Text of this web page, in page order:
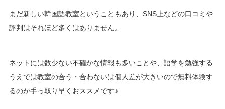
まだ新しい韓国語教室ということもあり、SNS上などの口コミや
評判はそれほど多くはありません。
ネットには数少ない不確かな情報も多いことや、語学を勉強する
うえでは教室の合う・合わないは個人差が大きいので無料体験す
るのが手っ取り早くおススメです♪